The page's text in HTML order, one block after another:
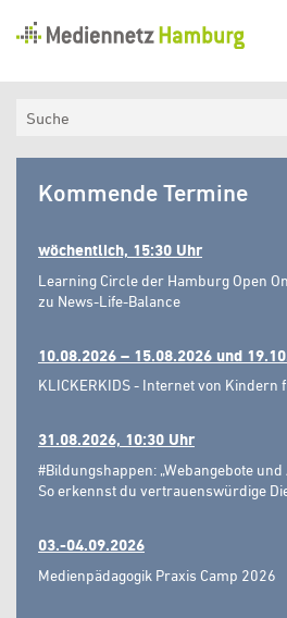
Hamburg
Aktuelles
Medienkompetenzfonds
Hamburg
Kommende Termine
wöchentlich, 15:30 Uhr
Learning Circle der Hamburg Open
zu News-Life-Balance
10.08.2026 – 15.08.2026 und
KLICKERKIDS - Internet von Kindern
31.08.2026, 10:30 Uhr
#Bildungshappen: „Webangebote
So erkennst du vertrauenswürdige
03.-04.09.2026
Medienpädagogik Praxis Camp 2026